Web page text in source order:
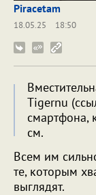
Piracetam
18.05.25
18:50
Tigernu
смартфона,
см.
Всем им
те, которым
выглядят.